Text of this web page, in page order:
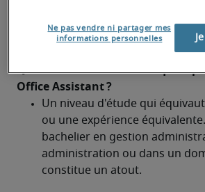
volonté de soutenir les
Quelle est la formation requise
Un niveau d'étude qui
ou une expérience
bachelier en gestion
administration ou dans un
constitue un atout.
Ne pas vendre ni partager mes
informations personnelles